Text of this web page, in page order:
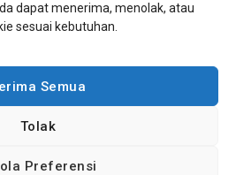
dapat menerima, menolak, atau
sesuai kebutuhan.
Semua
Tolak
Preferensi
Barat
Selatan